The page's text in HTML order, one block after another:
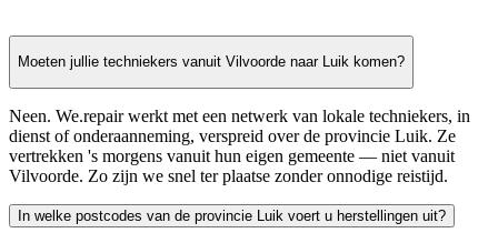
Moeten jullie techniekers vanuit Vilvoorde naar Luik komen?
Neen. We.repair werkt met een netwerk van lokale techniekers, in
dienst of onderaanneming, verspreid over de provincie Luik. Ze
vertrekken 's morgens vanuit hun eigen gemeente — niet vanuit
Vilvoorde. Zo zijn we snel ter plaatse zonder onnodige reistijd.
In welke postcodes van de provincie Luik voert u herstellingen uit?